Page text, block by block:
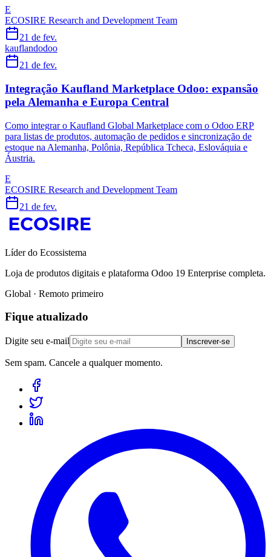
E
ECOSIRE Research and Development Team
21 de fev.
kauflandodoo
21 de fev.
Integração Kaufland Marketplace Odoo: expansão
pela Alemanha e Europa Central
Como integrar o Kaufland Global Marketplace com o Odoo ERP
para listas de produtos, automação de pedidos e sincronização de
estoque na Alemanha, Polônia, República Tcheca, Eslováquia e
Áustria.
E
ECOSIRE Research and Development Team
21 de fev.
Líder do Ecossistema
Loja de produtos digitais e plataforma Odoo 19 Enterprise completa.
Global · Remoto primeiro
Fique atualizado
Digite seu e-mail Inscrever-se
Sem spam. Cancele a qualquer momento.